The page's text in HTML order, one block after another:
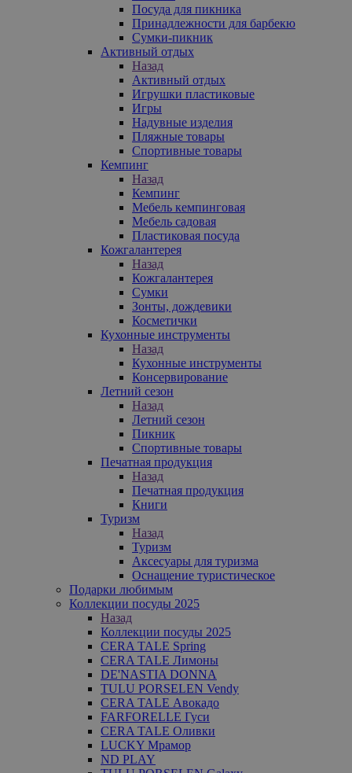
Посуда для пикника
Принадлежности для барбекю
Сумки-пикник
Активный отдых
Назад
Активный отдых
Игрушки пластиковые
Игры
Надувные изделия
Пляжные товары
Спортивные товары
Кемпинг
Назад
Кемпинг
Мебель кемпинговая
Мебель садовая
Пластиковая посуда
Кожгалантерея
Назад
Кожгалантерея
Сумки
Зонты, дождевики
Косметички
Кухонные инструменты
Назад
Кухонные инструменты
Консервирование
Летний сезон
Назад
Летний сезон
Пикник
Спортивные товары
Печатная продукция
Назад
Печатная продукция
Книги
Туризм
Назад
Туризм
Аксесуары для туризма
Оснащение туристическое
Подарки любимым
Коллекции посуды 2025
Назад
Коллекции посуды 2025
CERA TALE Spring
CERA TALE Лимоны
DE'NASTIA DONNA
TULU PORSELEN Vendy
CERA TALE Авокадо
FARFORELLE Гуси
CERA TALE Оливки
LUCKY Мрамор
ND PLAY